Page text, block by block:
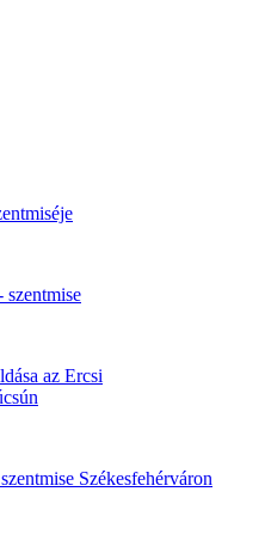
szentmise
az Ercsi
Székesfehérváron